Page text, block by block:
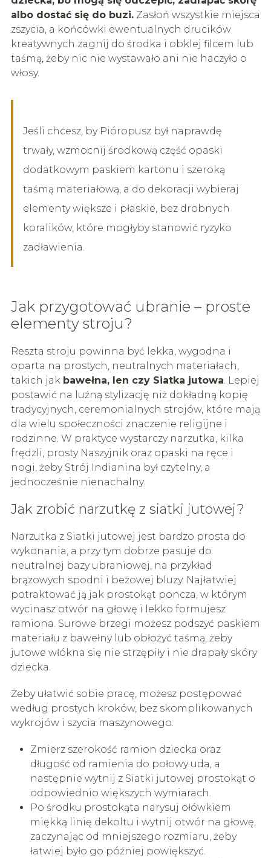
albo dostać się do buzi.Zasłoń wszystkie miejsca
zszycia, a końcówki ewentualnych drucików
kreatywnych zagnij do środka i obklej filcem lub
taśmą, żeby nic nie wystawało ani nie haczyło o
włosy.
Jeśli chcesz, by Pióropusz był naprawdę
trwały, wzmocnij środkową część opaski
dodatkowym paskiem kartonu i szeroką
taśmą materiałową, a do dekoracji wybieraj
elementy większe i płaskie, bez drobnych
koralików, które mogłyby stanowić ryzyko
zadławienia.
Jak przygotować ubranie – proste
elementy stroju?
Reszta stroju powinna być lekka, wygodna i
oparta na prostych, neutralnych materiałach,
takich jak bawełna, len czy Siatka jutowa. Lepiej
postawić na luźną stylizację niż dokładną kopię
tradycyjnych, ceremonialnych strojów, które mają
dla wielu społeczności znaczenie religijne i
rodzinne. W praktyce wystarczy narzutka, kilka
frędzli, prosty Naszyjnik oraz opaski na ręce i
nogi, żeby Strój Indianina był czytelny, a
jednocześnie nienachalny.
Jak zrobić narzutkę z siatki jutowej?
Narzutka z Siatki jutowej jest bardzo prosta do
wykonania, a przy tym dobrze pasuje do
neutralnej bazy ubraniowej, na przykład
brązowych spodni i beżowej bluzy. Najłatwiej
potraktować ją jak prostokąt poncza, w którym
wycinasz otwór na głowę i lekko formujesz
ramiona. Surowe brzegi możesz podszyć paskiem
materiału z bawełny lub obłożyć taśmą, żeby
jutowe włókna się nie strzępiły i nie drapały skóry
dziecka.
Żeby ułatwić sobie pracę, możesz postępować
według prostych kroków, bez skomplikowanych
wykrojów i szycia maszynowego:
Zmierz szerokość ramion dziecka oraz
długość od ramienia do połowy uda, a
następnie wytnij z Siatki jutowej prostokąt o
odpowiednio większych wymiarach.
Po środku prostokąta narysuj ołówkiem
miękką linię dekoltu i wytnij otwór na głowę,
zaczynając od mniejszego rozmiaru, żeby
łatwiej było go później powiększyć.